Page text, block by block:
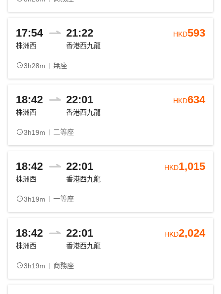
17:54 21:22
株洲西 香港西九龍
3h28m 無座
HKD593
18:42 22:01
株洲西 香港西九龍
3h19m 二等座
HKD634
18:42 22:01
株洲西 香港西九龍
3h19m 一等座
HKD1,015
18:42 22:01
株洲西 香港西九龍
3h19m 商務座
HKD2,024